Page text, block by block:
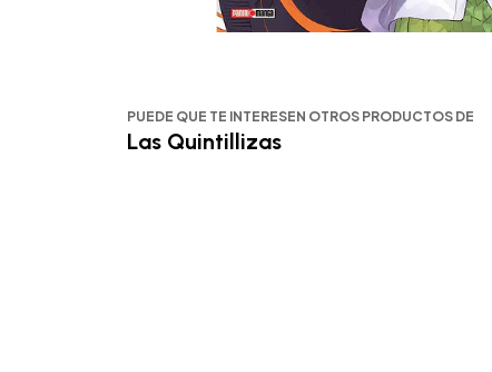
PUEDE QUE TE INTERESEN OTROS PRODUCTOS DE
Las Quintillizas